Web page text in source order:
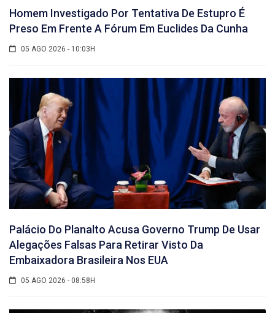
Homem Investigado Por Tentativa De Estupro É
Preso Em Frente A Fórum Em Euclides Da Cunha
05 AGO 2026 - 10:03H
Palácio Do Planalto Acusa Governo Trump De Usar
Alegações Falsas Para Retirar Visto Da
Embaixadora Brasileira Nos EUA
05 AGO 2026 - 08:58H